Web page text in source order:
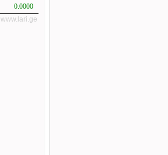
0.0000
www.lari.ge